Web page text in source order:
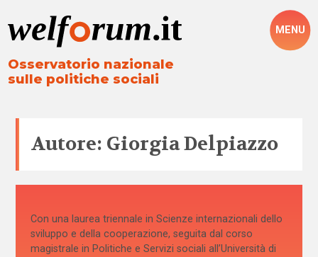
Osservatorio nazionale
sulle politiche sociali
MENU
Autore: Giorgia Delpiazzo
Con una laurea triennale in Scienze internazionali dello
sviluppo e della cooperazione, seguita dal corso
magistrale in Politiche e Servizi sociali all’Università di